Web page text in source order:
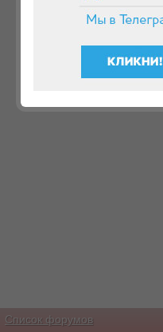
Список форумов